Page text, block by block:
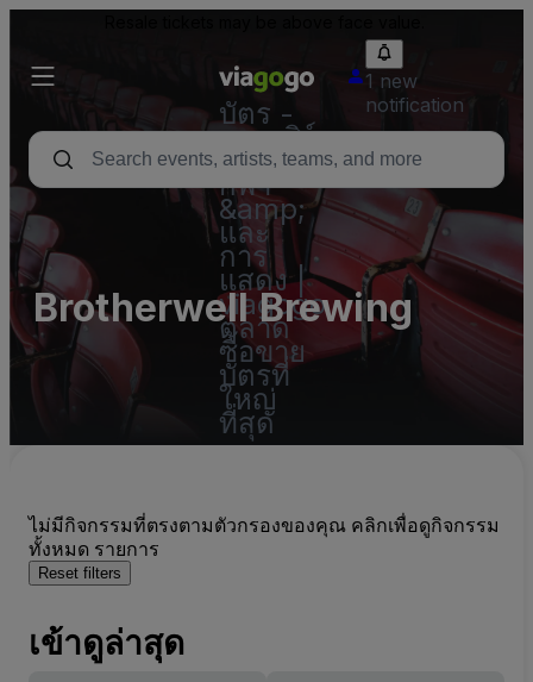
บัตร -
คอนเสิร์ต
บัตร
กีฬา
&amp;
และ
การ
แสดง |
viagogo
ตลาด
ซื้อขาย
บัตรที่
ใหญ่
ที่สุด
1 new
notification
Brotherwell Brewing
ไม่มีกิจกรรมที่ตรงตามตัวกรองของคุณ คลิกเพื่อดูกิจกรรม
ทั้งหมด รายการ
Reset filters
เข้าดูล่าสุด